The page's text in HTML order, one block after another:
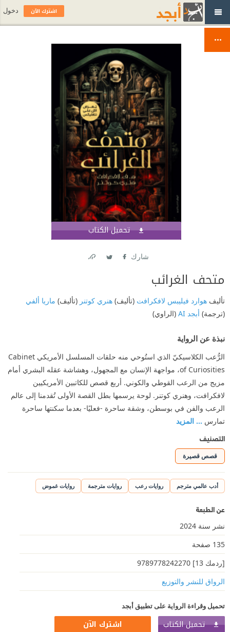
تحميل الكتاب
شارك
متحف الغرائب
تأليف هوارد فيليبس لافكرافت (تأليف) هنري كوتنر (تأليف) ماريا ألفي
(ترجمة) أبجد AI (الراوي)
نبذة عن الرواية
الرُّعب الكلاسيكيّ الذي استُوحي منه حلقات المسلسل الأمريكي Cabinet
of Curiosities، مواجهة الإنسان مع المجهول، وهشاشة عقله البشري أمام
مزيج من الرعب القوطي والكوني. أربع قصص للكاتبين الأمريكيين
لافكرافت، وهنري كوتنر. لوحة يرسمها بطل القصة الأولى تُقدمنا إلى عالم
الرعب والفن في بوسطن، وشقة ساحرة -فعليًا- بعدما سكنتها ساحرة
تمارس ... المزيد
التصنيف
قصص قصيرة
أدب عالمي مترجم روايات رعب روايات مترجمة روايات غموض
عن الطبعة
نشر سنة 2024
135 صفحة
[ردمك 13] 9789778242270
الرواق للنشر والتوزيع
تحميل وقراءة الرواية على تطبيق أبجد
تحميل الكتاب اشترك الآن
اشترك الآن دخول